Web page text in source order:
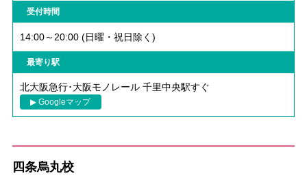
受付時間
14:00～20:00 (日曜・祝日除く)
最寄り駅
北大阪急行･大阪モノレール 千里中央駅すぐ
▶ Googleマップ
四条烏丸校